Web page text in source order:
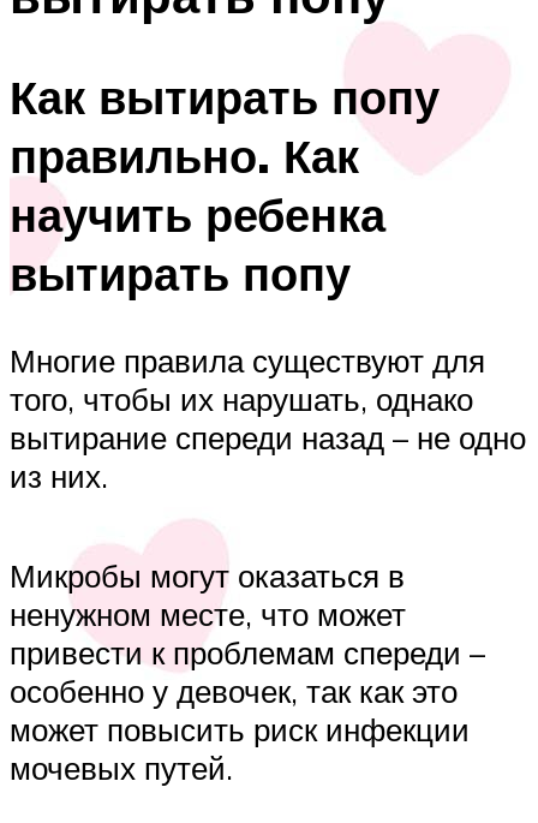
Как вытирать попу
правильно. Как
научить ребенка
вытирать попу
Многие правила существуют для
того, чтобы их нарушать, однако
вытирание спереди назад – не одно
из них.
Микробы могут оказаться в
ненужном месте, что может
привести к проблемам спереди –
особенно у девочек, так как это
может повысить риск инфекции
мочевых путей.